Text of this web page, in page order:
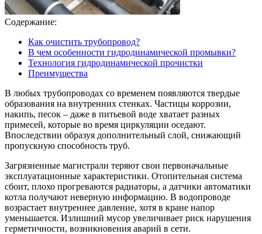
Содержание:
Как очистить трубопровод?
В чем особенности гидродинамической промывки?
Технология гидродинамической прочистки
Преимущества
В любых трубопроводах со временем появляются твердые
образования на внутренних стенках. Частицы коррозии,
накипь, песок – даже в питьевой воде хватает разных
примесей, которые во время циркуляции оседают.
Впоследствии образуя дополнительный слой, снижающий
пропускную способность труб.
Загрязненные магистрали теряют свои первоначальные
эксплуатационные характеристики. Отопительная система
сбоит, плохо прогреваются радиаторы, а датчики автоматики
котла получают неверную информацию. В водопроводе
возрастает внутреннее давление, хотя в кране напор
уменьшается. Излишний мусор увеличивает риск нарушения
герметичности, возникновения аварий в сети.